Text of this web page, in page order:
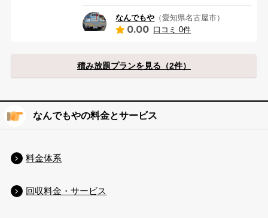
なんでもや （愛知県名古屋市）
0.00 口コミ 0件
積み放題プランを見る（2件）
なんでもやの料金とサービス
料金体系
回収料金・サービス